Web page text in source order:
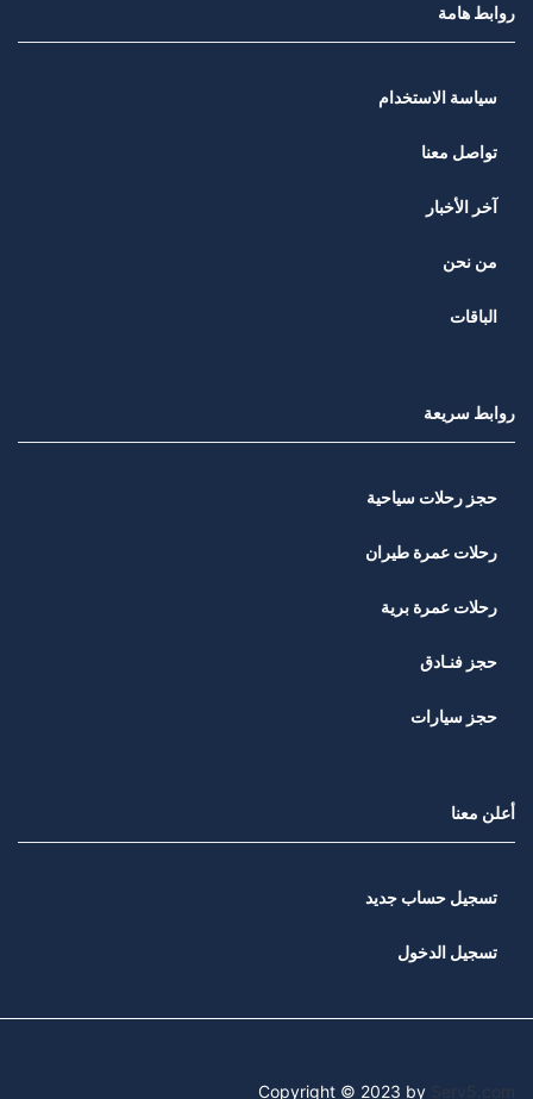
روابط هامة
سياسة الاستخدام
تواصل معنا
آخر الأخبار
من نحن
الباقات
روابط سريعة
حجز رحلات سياحية
رحلات عمرة طيران
رحلات عمرة برية
حجز فنـادق
حجز سيارات
أعلن معنا
تسجيل حساب جديد
تسجيل الدخول
Copyright © 2023 by